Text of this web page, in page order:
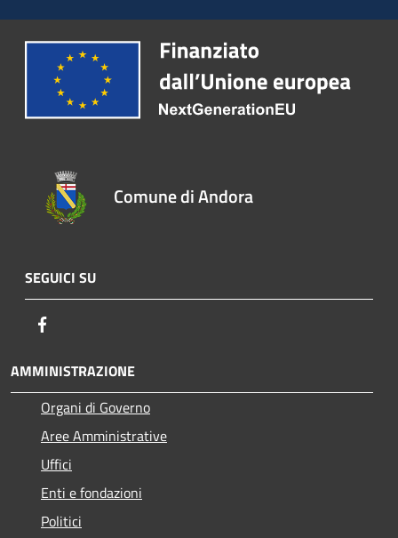
Comune di Andora
SEGUICI SU
AMMINISTRAZIONE
Organi di Governo
Aree Amministrative
Uffici
Enti e fondazioni
Politici